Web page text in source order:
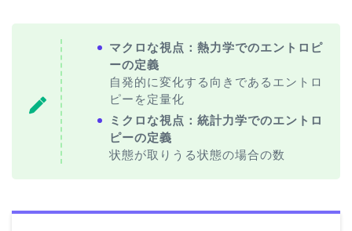
マクロな視点：熱力学でのエントロピ
ーの定義
自発的に変化する向きであるエントロ
ピーを定量化
ミクロな視点：統計力学でのエントロ
ピーの定義
状態が取りうる状態の場合の数